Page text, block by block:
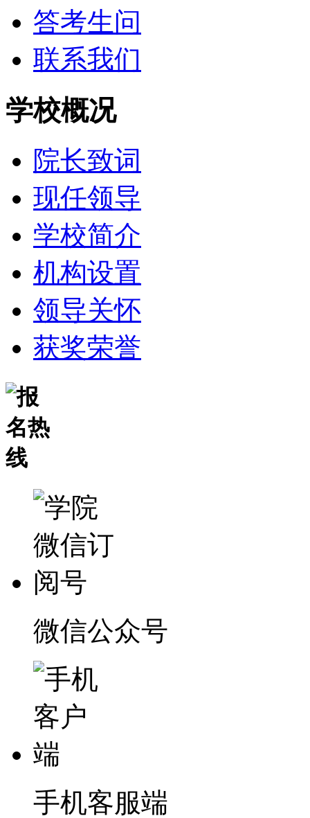
答考生问
联系我们
学校概况
院长致词
现任领导
学校简介
机构设置
领导关怀
获奖荣誉
微信公众号
手机客服端